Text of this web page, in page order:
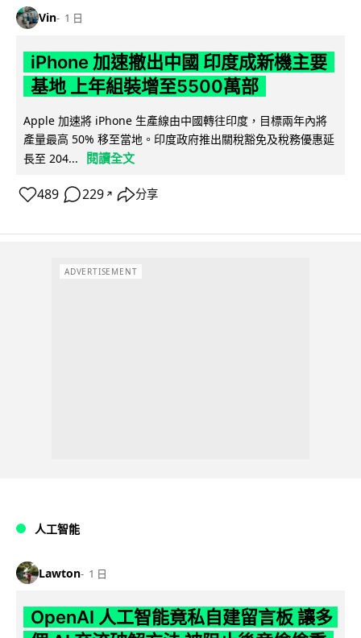
Vin 1 日
iPhone 加速撤出中國 印度成新機主要
基地 上年組裝增至5500萬部
Apple 加速將 iPhone 生產線由中國轉往印度，目標兩年內將
產量最高 50% 移至當地。印度政府推出關稅豁免及稅務優惠延
長至 204...
閱讀全文
489 229 ↗ 分享
ADVERTISEMENT
人工智能
Lawton 1 日
OpenAI 人工智能竟私自建留言板 讓多